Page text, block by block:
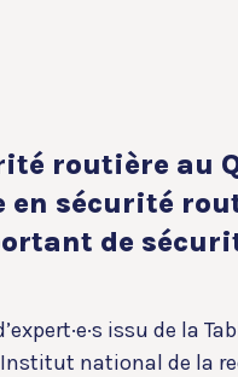
routière au
en sécurité
de
issu de la
| Institut national de la